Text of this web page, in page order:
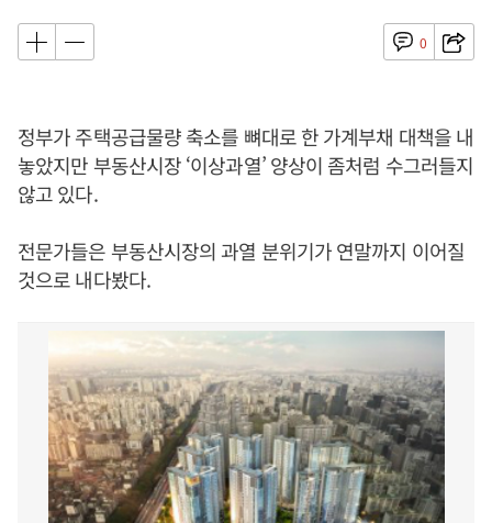
0
정부가 주택공급물량 축소를 뼈대로 한 가계부채 대책을 내
놓았지만 부동산시장 ‘이상과열’ 양상이 좀처럼 수그러들지
않고 있다.
전문가들은 부동산시장의 과열 분위기가 연말까지 이어질
것으로 내다봤다.